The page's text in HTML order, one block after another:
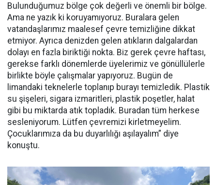
Bulunduğumuz bölge çok değerli ve önemli bir bölge.
Ama ne yazık ki koruyamıyoruz. Buralara gelen
vatandaşlarımız maalesef çevre temizliğine dikkat
etmiyor. Ayrıca denizden gelen atıkların dalgalardan
dolayı en fazla biriktiği nokta. Biz gerek çevre haftası,
gerekse farklı dönemlerde üyelerimiz ve gönüllülerle
birlikte böyle çalışmalar yapıyoruz. Bugün de
limandaki teknelerle toplanıp burayı temizledik. Plastik
su şişeleri, sigara izmaritleri, plastik poşetler, halat
gibi bu miktarda atık topladık. Buradan tüm herkese
sesleniyorum. Lütfen çevremizi kirletmeyelim.
Çocuklarımıza da bu duyarlılığı aşılayalım” diye
konuştu.